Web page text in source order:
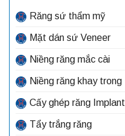
Răng sứ thẩm mỹ
Mặt dán sứ Veneer
Niềng răng mắc cài
Niềng răng khay trong
Cấy ghép răng Implant
Tẩy trắng răng